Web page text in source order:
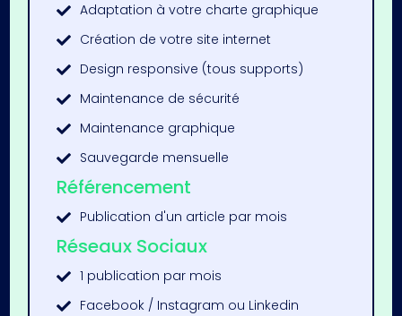
 Adaptation à votre charte graphique
 Création de votre site internet
 Design responsive (tous supports)
 Maintenance de sécurité
 Maintenance graphique
 Sauvegarde mensuelle
Référencement
 Publication d'un article par mois
Réseaux Sociaux
 1 publication par mois
 Facebook / Instagram ou Linkedin